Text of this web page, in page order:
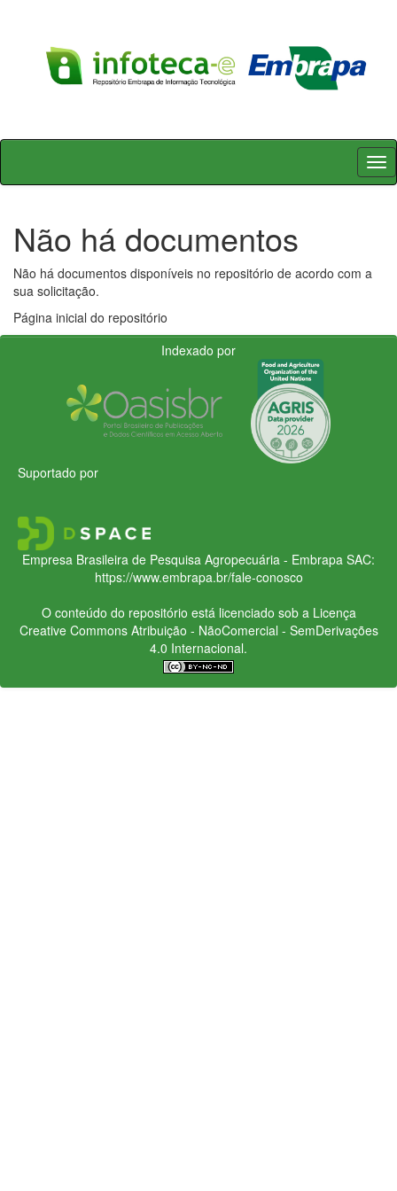
Skip
Não há documentos
Não há documentos disponíveis no repositório de acordo com a
sua solicitação.
Página inicial do repositório
Indexado por
Suportado por
Empresa Brasileira de Pesquisa Agropecuária - Embrapa SAC:
https://www.embrapa.br/fale-conosco
O conteúdo do repositório está licenciado sob a Licença
Creative CommonsAtribuição - NãoComercial - SemDerivações
4.0 Internacional.